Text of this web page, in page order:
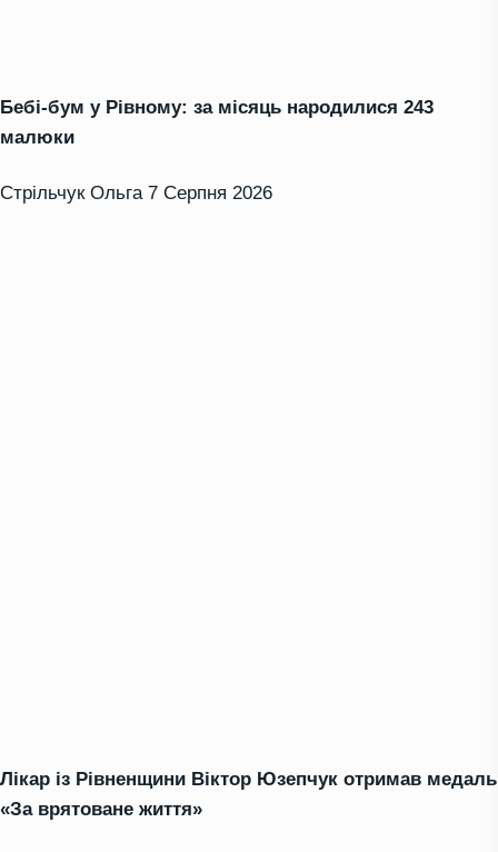
Бебі-бум у Рівному: за місяць народилися 243
малюки
Стрільчук Ольга 7 Серпня 2026
Лікар із Рівненщини Віктор Юзепчук отримав медаль
«За врятоване життя»